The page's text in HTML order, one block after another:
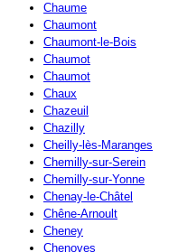
Chaume
Chaumont
Chaumont-le-Bois
Chaumot
Chaumot
Chaux
Chazeuil
Chazilly
Cheilly-lès-Maranges
Chemilly-sur-Serein
Chemilly-sur-Yonne
Chenay-le-Châtel
Chêne-Arnoult
Cheney
Chenoves